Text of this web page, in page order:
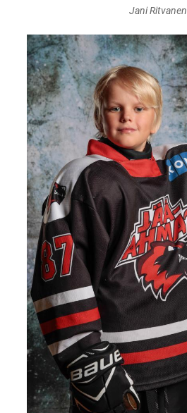
Jani Ritvanen